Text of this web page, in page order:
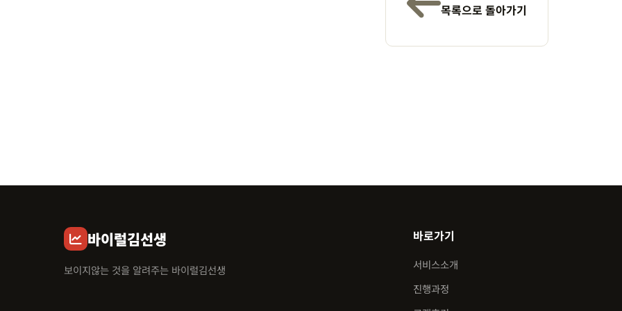
목록으로 돌아가기
바이럴김선생
보이지않는 것을 알려주는 바이럴김선생
바로가기
서비스소개
진행과정